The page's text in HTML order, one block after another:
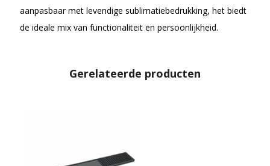
aanpasbaar met levendige sublimatiebedrukking, het biedt
de ideale mix van functionaliteit en persoonlijkheid.
Gerelateerde producten